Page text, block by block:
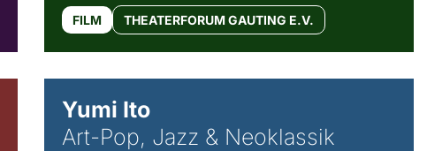
FILM THEATERFORUM GAUTING E.V.
Yumi Ito
Art-Pop, Jazz & Neoklassik